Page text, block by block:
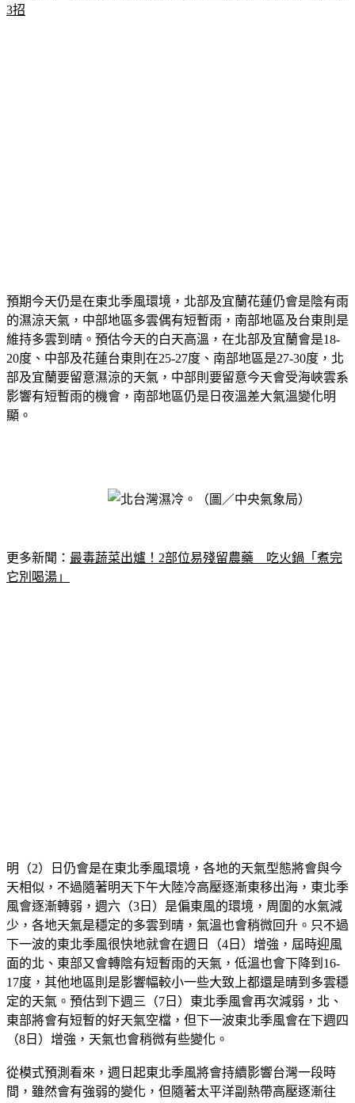
3招
預期今天仍是在東北季風環境，北部及宜蘭花蓮仍會是陰有雨
的濕涼天氣，中部地區多雲偶有短暫雨，南部地區及台東則是
維持多雲到晴。預估今天的白天高溫，在北部及宜蘭會是18-
20度、中部及花蓮台東則在25-27度、南部地區是27-30度，北
部及宜蘭要留意濕涼的天氣，中部則要留意今天會受海峽雲系
影響有短暫雨的機會，南部地區仍是日夜溫差大氣溫變化明
顯。
更多新聞： 最毒蔬菜出爐！2部位易殘留農藥　吃火鍋「煮完
它別喝湯」
明（2）日仍會是在東北季風環境，各地的天氣型態將會與今
天相似，不過隨著明天下午大陸冷高壓逐漸東移出海，東北季
風會逐漸轉弱，週六（3日）是偏東風的環境，周圍的水氣減
少，各地天氣是穩定的多雲到晴，氣溫也會稍微回升。只不過
下一波的東北季風很快地就會在週日（4日）增強，屆時迎風
面的北、東部又會轉陰有短暫雨的天氣，低溫也會下降到16-
17度，其他地區則是影響幅較小一些大致上都還是晴到多雲穩
定的天氣。預估到下週三（7日）東北季風會再次減弱，北、
東部將會有短暫的好天氣空檔，但下一波東北季風會在下週四
（8日）增強，天氣也會稍微有些變化。
從模式預測看來，週日起東北季風將會持續影響台灣一段時
間，雖然會有強弱的變化，但隨著太平洋副熱帶高壓逐漸往